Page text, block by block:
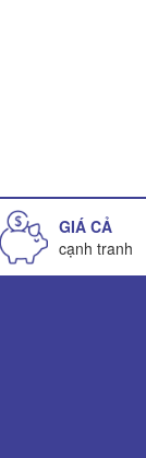
GIÁ CẢ
cạnh tranh